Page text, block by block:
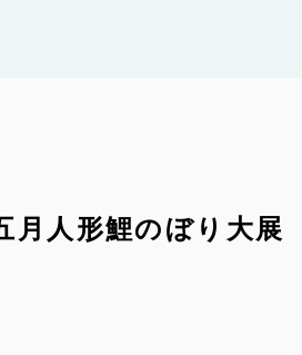
月人形鯉のぼり大展